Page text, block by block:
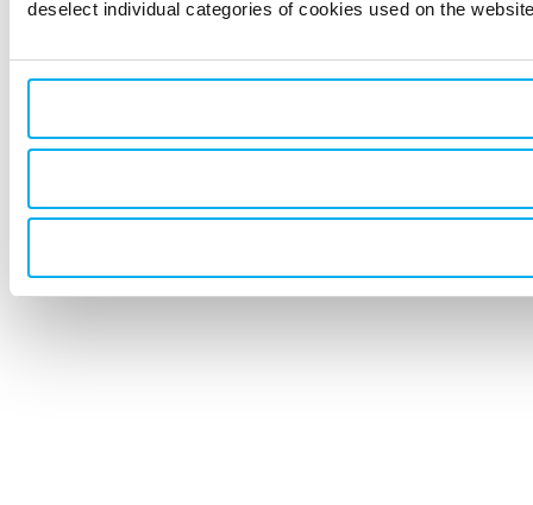
deselect individual categories of cookies used on the